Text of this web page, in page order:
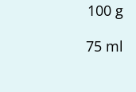
100g
75ml